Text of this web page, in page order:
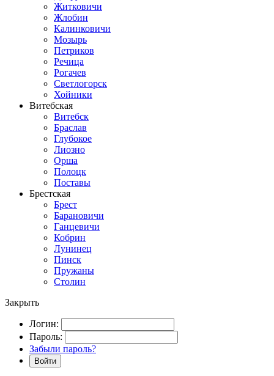
Житковичи
Жлобин
Калинковичи
Мозырь
Петриков
Речица
Рогачев
Светлогорск
Хойники
Витебская
Витебск
Браслав
Глубокое
Лиозно
Орша
Полоцк
Поставы
Брестская
Брест
Барановичи
Ганцевичи
Кобрин
Лунинец
Пинск
Пружаны
Столин
Закрыть
Логин:
Пароль:
Забыли пароль?
Войти